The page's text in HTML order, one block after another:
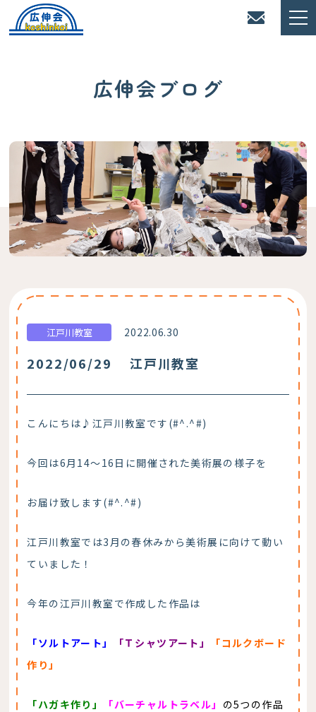
広伸会ブログ
江戸川教室 2022.06.30
2022/06/29 江戸川教室
こんにちは♪江戸川教室です(#^.^#)
今回は6月14～16日に開催された美術展の様子を
お届け致します(#^.^#)
江戸川教室では3月の春休みから美術展に向けて動い
ていました！
今年の江戸川教室で作成した作品は
「ソルトアート」 「Ｔシャツアート」
「コルクボード
作り」
「ハガキ作り」 「バーチャルトラベル」 の5つの作品